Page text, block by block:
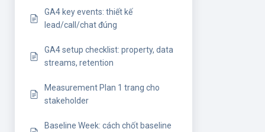
GA4 key events: thiết kế
lead/call/chat đúng
GA4 setup checklist: property, data
streams, retention
Measurement Plan 1 trang cho
stakeholder
Baseline Week: cách chốt baseline